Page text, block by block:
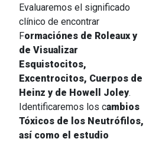
Evaluaremos el significado
clínico de encontrar
Formaciónes de Roleaux y
de Visualizar
Esquistocitos,
Excentrocitos, Cuerpos de
Heinz y de Howell Joley.
Identificaremos los cambios
Tóxicos de los Neutrófilos,
así como el estudio